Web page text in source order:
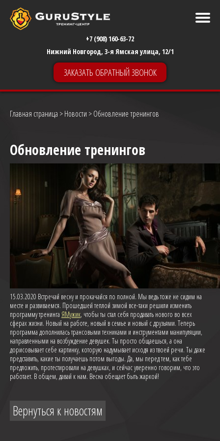
+7 (908) 160-63-72
Нижний Новгород, 3-я Ямская улица, 12/1
ЗАКАЗАТЬ ОБРАТНЫЙ ЗВОНОК
Главная страница >Новости > Обновление тренингов
Обновление тренингов
15.03.2020 Встречай весну и прокачайся по полной. Мы ведь тоже не сидим на
месте и развиваемся. Прошедшей теплой зимой все-таки решили изменить
программу тренинга ЯМужик, чтобы ты стал себя продавать нового во всех
сферах жизни. Новый на работе, новый в семье и новый с друзьями. Теперь
программа дополнилась трансовыми техниками и инструментами манипуляции,
направленными на возбуждение девушек. Ты просто общаешься, а она
дорисовывает себе картинку, которую надумывает исходя из твоей речи. Ты даже
представить, какие ты получаешь потом выгоды. Да, мы перед тем, как тебе
предложить, протестировали на девушках, и сейчас уверенно говорим, что это
работает. В общем, давай к нам. Весна обещает быть жаркой!
Вернуться к новостям